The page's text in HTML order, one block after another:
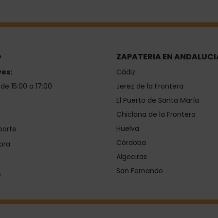
15:00 a 17:00
ZAPATERIA EN
Cádiz
Jerez de la Frontera
El Puerto de Santa María
Chiclana de la Frontera
Huelva
Córdoba
Algeciras
San Fernando